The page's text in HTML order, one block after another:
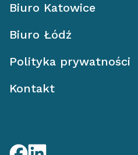
Biuro Katowice
Biuro Łódź
Polityka prywatności
Kontakt